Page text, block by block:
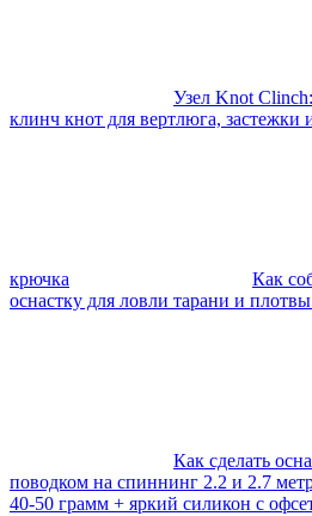
Узел Knot Clinch:
клинч кнот для вертлюга, застежки
крючка
Как
оснастку для ловли тарани и
Как сделать
поводком на спиннинг 2.2 и 2.7
40-50 грамм + яркий силикон с